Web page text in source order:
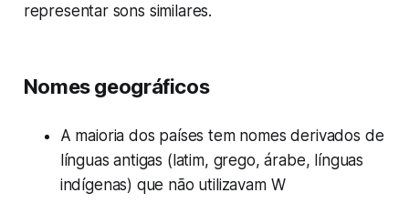
representar sons similares.
Nomes geográficos
A maioria dos países tem nomes derivados de
línguas antigas (latim, grego, árabe, línguas
indígenas) que não utilizavam W